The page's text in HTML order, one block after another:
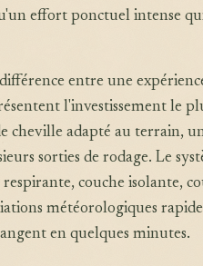
effort ponctuel intense
entre une
l'investissement le
cheville adapté au terrain,
sorties de rodage. Le
couche isolante,
météorologiques
en quelques minutes.